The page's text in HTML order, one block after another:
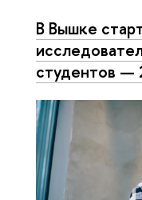
В Вышке
студентов —